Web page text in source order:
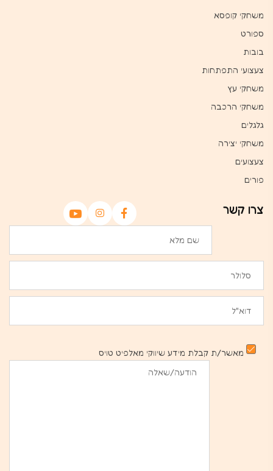
משחקי קופסא
ספורט
בובות
צעצועי התפתחות
משחקי עץ
משחקי הרכבה
גלגלים
משחקי יצירה
צעצועים
פורים
צרו קשר
מאשר/ת קבלת מידע שיווקי מאלפיט טויס